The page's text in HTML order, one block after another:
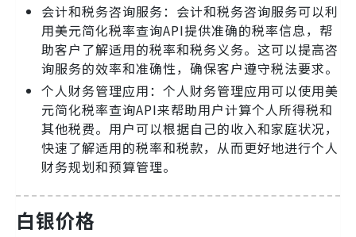
会计和税务咨询服务：会计和税务咨询服务可以利
用美元简化税率查询API提供准确的税率信息，帮
助客户了解适用的税率和税务义务。这可以提高咨
询服务的效率和准确性，确保客户遵守税法要求。
个人财务管理应用：个人财务管理应用可以使用美
元简化税率查询API来帮助用户计算个人所得税和
其他税费。用户可以根据自己的收入和家庭状况，
快速了解适用的税率和税款，从而更好地进行个人
财务规划和预算管理。
白银价格